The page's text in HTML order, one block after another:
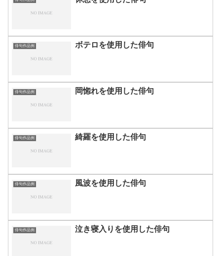
俳句作品例 ボテロを使用した俳句
俳句作品例 岡惚れを使用した俳句
俳句作品例 綺羅を使用した俳句
俳句作品例 風波を使用した俳句
俳句作品例 泣き寝入りを使用した俳句